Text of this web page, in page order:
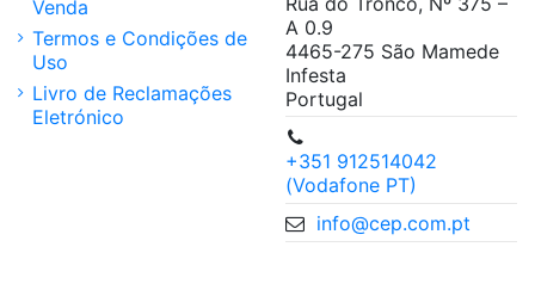
Venda
Termos e Condições de
Uso
Livro de Reclamações
Eletrónico
A 0.9
4465-275 São Mamede
Infesta
Portugal
+351 912514042
(Vodafone PT)
info@cep.com.pt